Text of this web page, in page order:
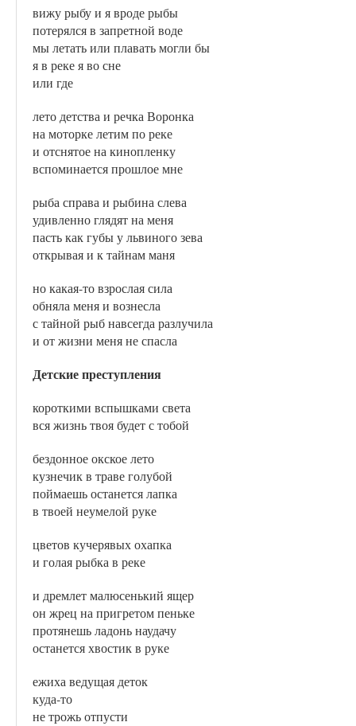
вижу рыбу и я вроде рыбы
потерялся в запретной воде
мы летать или плавать могли бы
я в реке я во сне
или где
лето детства и речка Воронка
на моторке летим по реке
и отснятое на кинопленку
вспоминается прошлое мне
рыба справа и рыбина слева
удивленно глядят на меня
пасть как губы у львиного зева
открывая и к тайнам маня
но какая-то взрослая сила
обняла меня и вознесла
с тайной рыб навсегда разлучила
и от жизни меня не спасла
Детские преступления
короткими вспышками света
вся жизнь твоя будет с тобой
бездонное окское лето
кузнечик в траве голубой
поймаешь останется лапка
в твоей неумелой руке
цветов кучерявых охапка
и голая рыбка в реке
и дремлет малюсенький ящер
он жрец на пригретом пеньке
протянешь ладонь наудачу
останется хвостик в руке
ежиха ведущая деток
куда-то
не трожь отпусти